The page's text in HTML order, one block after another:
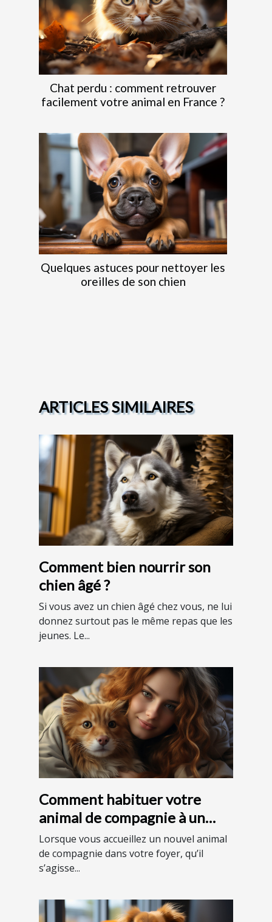
Chat perdu : comment retrouver
facilement votre animal en France ?
Quelques astuces pour nettoyer les
oreilles de son chien
ARTICLES SIMILAIRES
Comment bien nourrir son
chien âgé ?
Si vous avez un chien âgé chez vous, ne lui
donnez surtout pas le même repas que les
jeunes. Le...
Comment habituer votre
animal de compagnie à un
environnement domestique ?
Lorsque vous accueillez un nouvel animal
de compagnie dans votre foyer, qu’il
s’agisse...